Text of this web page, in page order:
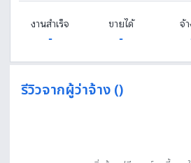
งานสำเร็จ
-
ขายได้
-
จ้
รีวิวจากผู้ว่าจ้าง ()